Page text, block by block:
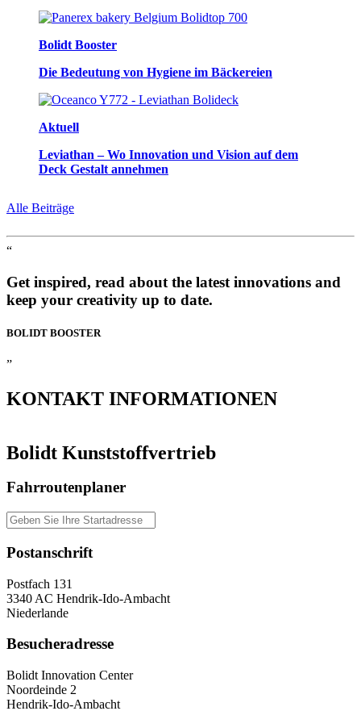
Bolidt Booster
Die Bedeutung von Hygiene im Bäckereien
Aktuell
Leviathan – Wo Innovation und Vision auf dem
Deck Gestalt annehmen
Alle Beiträge
“
Get inspired, read about the latest innovations and
keep your creativity up to date.
BOLIDT BOOSTER
”
KONTAKT INFORMATIONEN
Bolidt Kunststoffvertrieb
Fahrroutenplaner
Postanschrift
Postfach 131
3340 AC Hendrik-Ido-Ambacht
Niederlande
Besucheradresse
Bolidt Innovation Center
Noordeinde 2
Hendrik-Ido-Ambacht